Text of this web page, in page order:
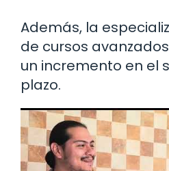
Además, la
de cursos
un incremento en el
plazo.